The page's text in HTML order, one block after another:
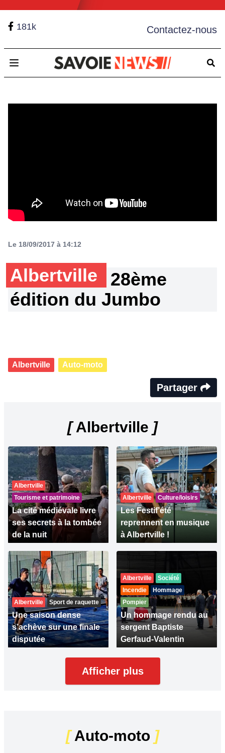
181k Contactez-nous
Open main menu
Le 18/09/2017 à 14:12
Albertville
28ème
édition du Jumbo
Albertville Auto-moto
Partager
[Albertville ]
Albertville
Tourisme et patrimoine
La cité médiévale livre
ses secrets à la tombée
de la nuit
Albertville Culture/loisirs
Les Festif’été
reprennent en musique
à Albertville !
Albertville Sport de raquette
Une saison dense
s’achève sur une finale
disputée
Albertville
Société
Incendie
Hommage
Pompier
Un hommage rendu au
sergent Baptiste
Gerfaud-Valentin
Afficher plus
[Auto-moto ]